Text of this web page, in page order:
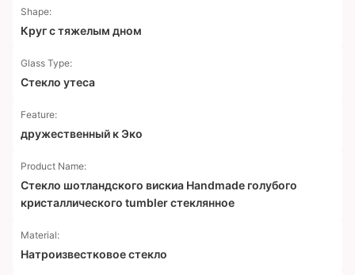
Shape:
Круг с тяжелым дном
Glass Type:
Стекло утеса
Feature:
дружественный к Эко
Product Name:
Стекло шотландского вискиа Handmade голубого
кристаллического tumbler стеклянное
Material:
Натроизвестковое стекло